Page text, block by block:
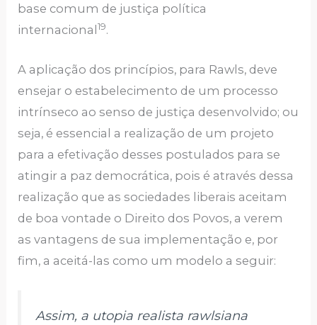
base comum de justiça política
internacional19.
A aplicação dos princípios, para Rawls, deve
ensejar o estabelecimento de um processo
intrínseco ao senso de justiça desenvolvido; ou
seja, é essencial a realização de um projeto
para a efetivação desses postulados para se
atingir a paz democrática, pois é através dessa
realização que as sociedades liberais aceitam
de boa vontade o Direito dos Povos, a verem
as vantagens de sua implementação e, por
fim, a aceitá-las como um modelo a seguir:
Assim, a utopia realista rawlsiana